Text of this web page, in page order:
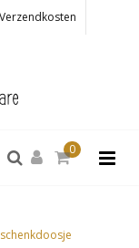
Verzendkosten
0